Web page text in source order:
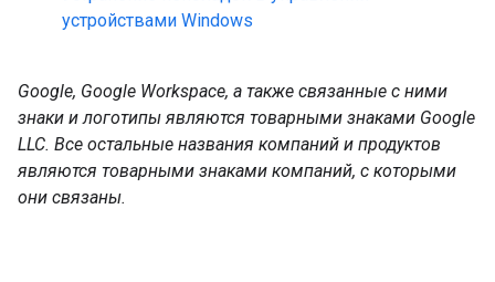
устройствами Windows
Google, Google Workspace, а также связанные с ними
знаки и логотипы являются товарными знаками Google
LLC. Все остальные названия компаний и продуктов
являются товарными знаками компаний, с которыми
они связаны.